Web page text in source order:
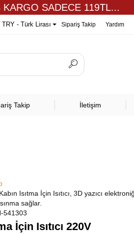
SADECE 119TL...
TRY - Türk Lirası Sipariş Takip Yardım
Takip İletişim
Isıtma İçin Isıtıcı, 3D yazıcı
sağlar.
541303
İçin Isıtıcı 220V